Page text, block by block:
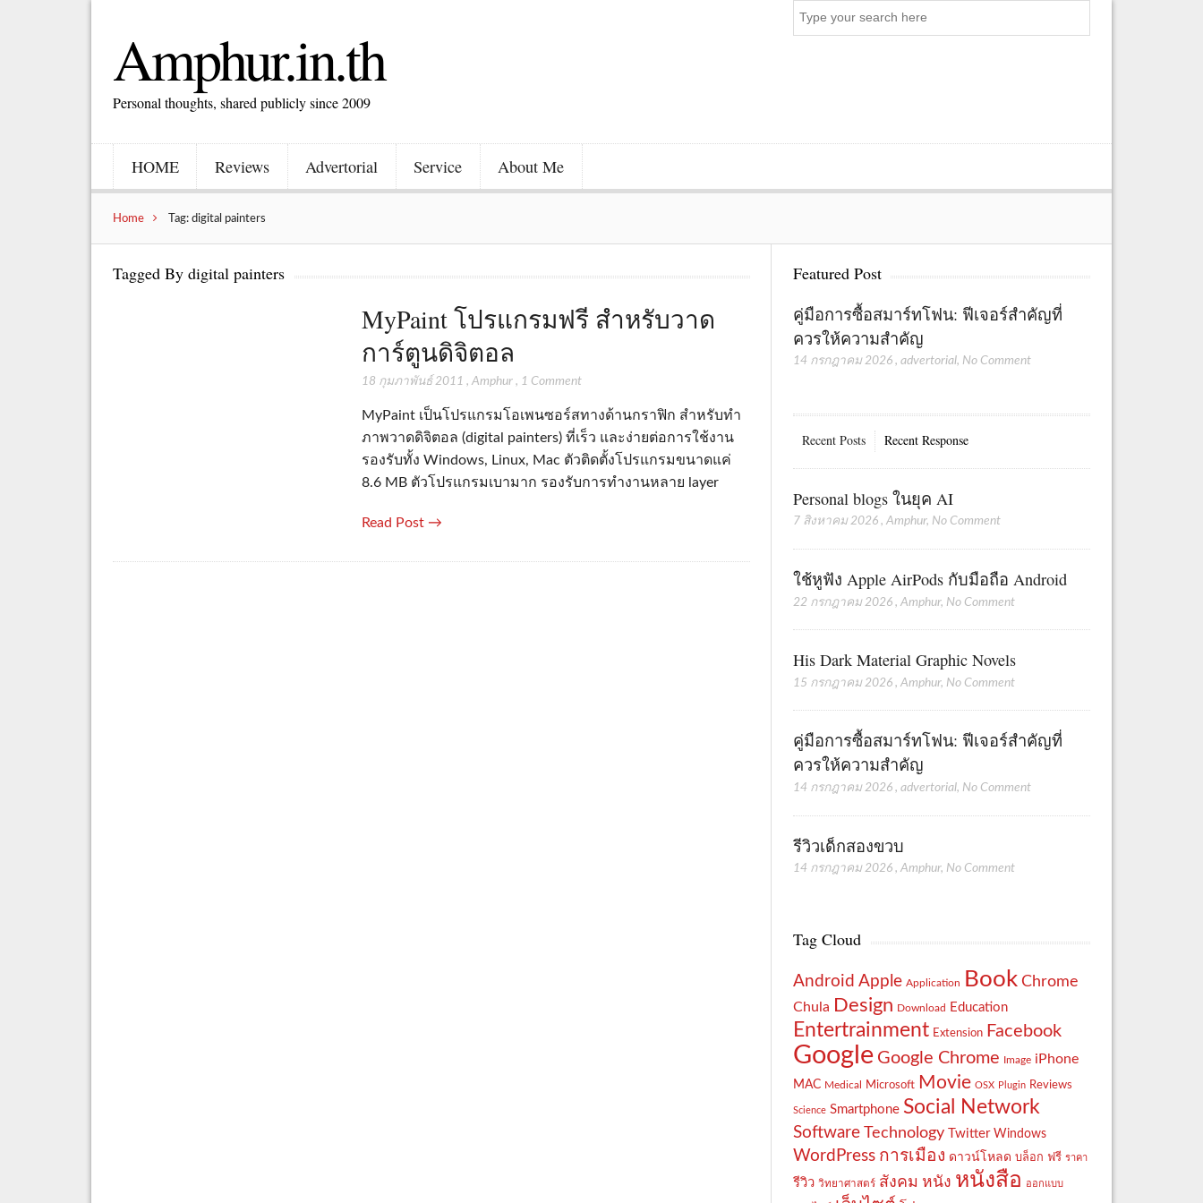
Amphur.in.th
Personal thoughts, shared publicly since 2009
HOME Reviews Advertorial Service About Me
Home Tag: digital painters
Tagged By digital painters
MyPaint โปรแกรมฟรี สำหรับวาด
การ์ตูนดิจิตอล
18 กุมภาพันธ์ 2011 , Amphur, 1 Comment
MyPaint เป็นโปรแกรมโอเพนซอร์สทางด้านกราฟิก สำหรับทำ
ภาพวาดดิจิตอล (digital painters) ที่เร็ว และง่ายต่อการใช้งาน
รองรับทั้ง Windows, Linux, Mac ตัวติดตั้งโปรแกรมขนาดแค่
8.6 MB ตัวโปรแกรมเบามาก รองรับการทำงานหลาย layer
Read Post →
Featured Post
คู่มือการซื้อสมาร์ทโฟน: ฟีเจอร์สำคัญที่
ควรให้ความสำคัญ
14 กรกฎาคม 2026 ,advertorial, No Comment
Recent Posts Recent Response
Personal blogs ในยุค AI
7 สิงหาคม 2026 ,Amphur, No Comment
ใช้หูฟัง Apple AirPods กับมือถือ Android
22 กรกฎาคม 2026 ,Amphur, No Comment
His Dark Material Graphic Novels
15 กรกฎาคม 2026 ,Amphur, No Comment
คู่มือการซื้อสมาร์ทโฟน: ฟีเจอร์สำคัญที่
ควรให้ความสำคัญ
14 กรกฎาคม 2026 ,advertorial, No Comment
รีวิวเด็กสองขวบ
14 กรกฎาคม 2026 ,Amphur, No Comment
Tag Cloud
Android Apple Application Book Chrome
Chula Design Download Education
Entertrainment Extension Facebook
Google Google Chrome Image iPhone
MAC Medical Microsoft Movie OSX Plugin Reviews
Science Smartphone Social Network
Software Technology Twitter Windows
WordPress การเมือง ดาวน์โหลด บล็อก ฟรี ราคา
รีวิว วิทยาศาสตร์ สังคม หนัง หนังสือ ออกแบบ